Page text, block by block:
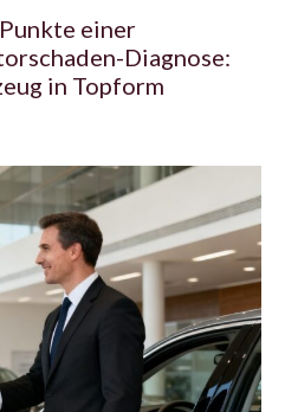
einer
Diagnose:
in Topform